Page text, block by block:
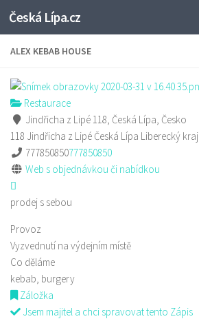
Skip to content
Česká Lípa.cz
ALEX KEBAB HOUSE
Restaurace
Jindřicha z Lipé 118, Česká Lípa, Česko
118 Jindřicha z Lipé Česká Lípa Liberecký kraj
777850850777850850
Web s objednávkou či nabídkou
prodej s sebou
Provoz
Vyzvednutí na výdejním místě
Co děláme
kebab, burgery
Záložka
Jsem majitel a chci spravovat tento Zápis